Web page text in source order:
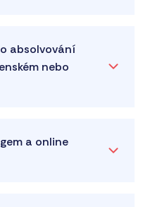
absolvování
nebo
a online